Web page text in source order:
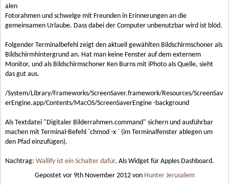
alen
Fotorahmen und schwelge mit Freunden in Erinnerungen an die
gemeinsamen Urlaube. Dass dabei der Computer unbenutzbar wird ist blöd.
Folgender Terminalbefehl zeigt den aktuell gewählten Bildschirmschoner als
Bildschirmhintergrund an. Hat man keine Fenster auf dem externem
Monitor, und als Bildschirmschoner Ken Burns mit iPhoto als Quelle, sieht
das gut aus.
/System/Library/Frameworks/ScreenSaver.framework/Resources/ScreenSav
erEngine.app/Contents/MacOS/ScreenSaverEngine -background
Als Textdatei "Digitaler Bilderrahmen.command" sichern und ausführbar
machen mit Terminal-Befehl `chmod -x ` (im Terminalfenster ablegen um
den Pfad einzufügen).
Nachtrag: Wallify ist ein Schalter dafür. Als Widget für Apples Dashboard.
Gepostet vor 9th November 2012von Hunter Jerusalem